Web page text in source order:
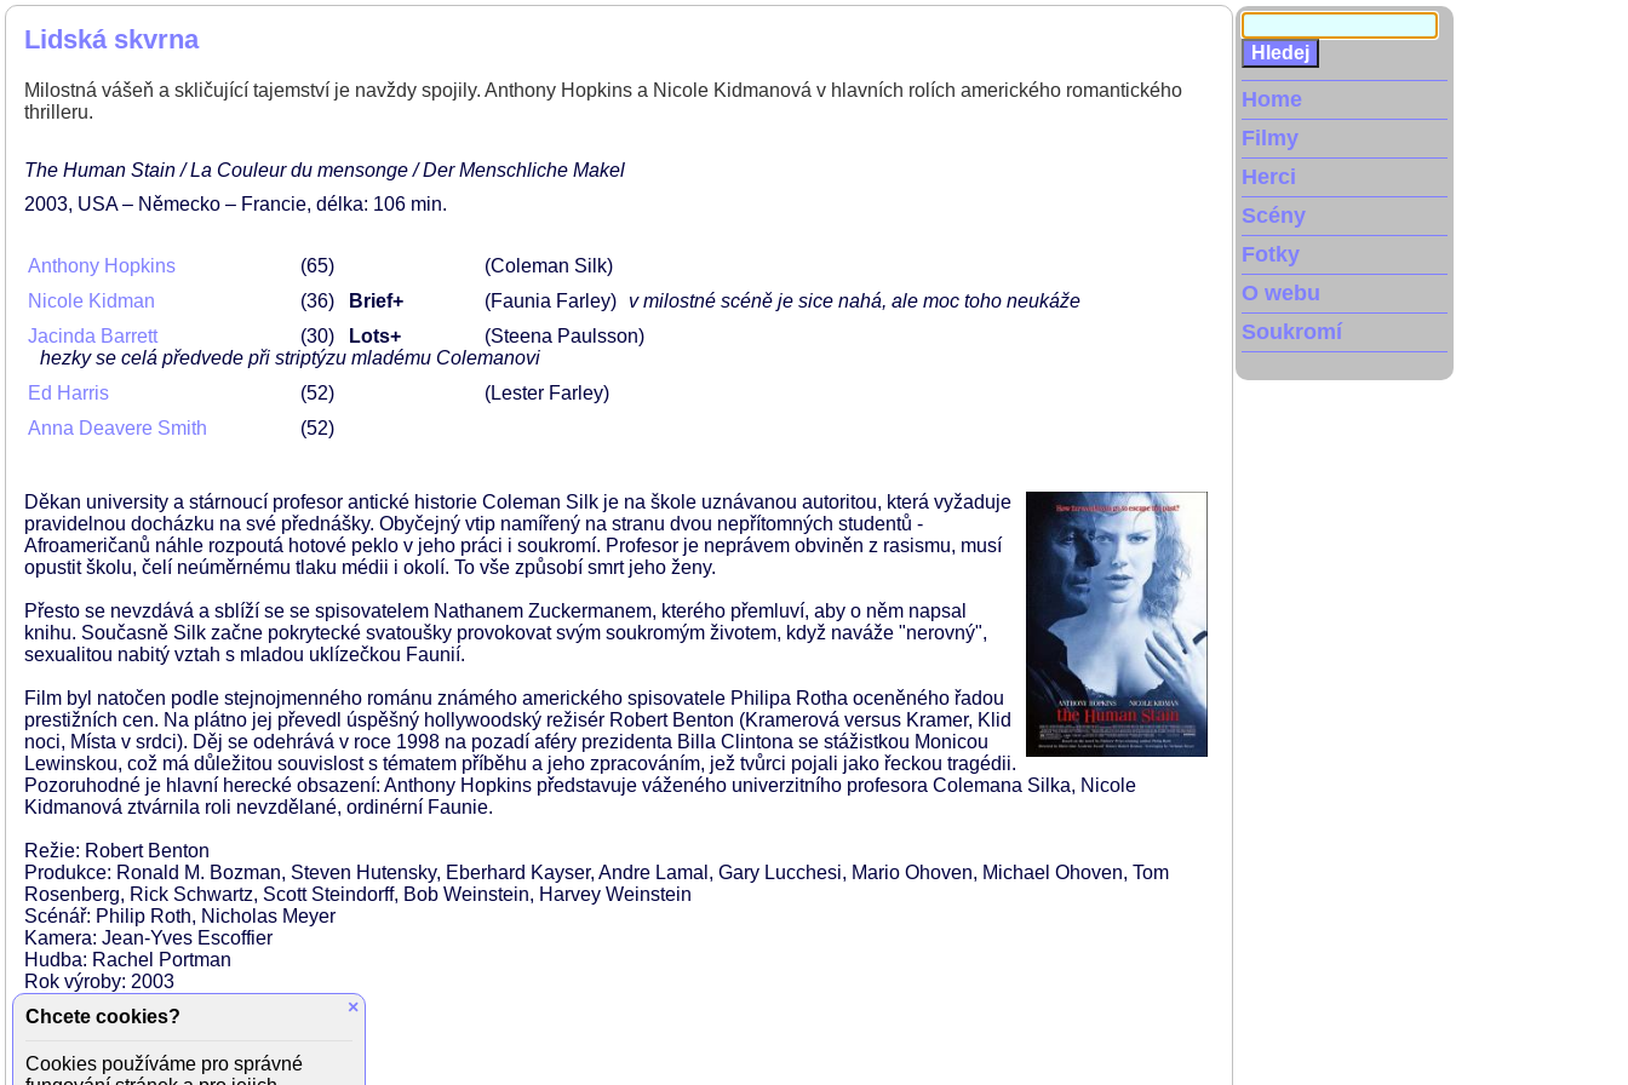
Lidská skvrna
Milostná vášeň a skličující tajemství je navždy spojily. Anthony Hopkins a Nicole Kidmanová v hlavních rolích amerického romantického
thrilleru.
The Human Stain / La Couleur du mensonge / Der Menschliche Makel
2003 USA – Německo – Francie délka: 106 min
Anthony Hopkins 65
(Coleman Silk)
Nicole Kidman
36 Brief+ (Faunia Farley)
v milostné scéně je sice nahá, ale moc toho neukáže
Jacinda Barrett
30 Lots+
(Steena Paulsson)
hezky se celá předvede při striptýzu mladému Colemanovi
Ed Harris
52
(Lester Farley)
Anna Deavere Smith
52
Děkan university a stárnoucí profesor antické historie Coleman Silk je na škole uznávanou autoritou, která vyžaduje
pravidelnou docházku na své přednášky. Obyčejný vtip namířený na stranu dvou nepřítomných studentů -
Afroameričanů náhle rozpoutá hotové peklo v jeho práci i soukromí. Profesor je neprávem obviněn z rasismu, musí
opustit školu, čelí neúměrnému tlaku médii i okolí. To vše způsobí smrt jeho ženy.
Přesto se nevzdává a sblíží se se spisovatelem Nathanem Zuckermanem, kterého přemluví, aby o něm napsal
knihu. Současně Silk začne pokrytecké svatoušky provokovat svým soukromým životem, když naváže "nerovný",
sexualitou nabitý vztah s mladou uklízečkou Faunií.
Film byl natočen podle stejnojmenného románu známého amerického spisovatele Philipa Rotha oceněného řadou
prestižních cen. Na plátno jej převedl úspěšný hollywoodský režisér Robert Benton (Kramerová versus Kramer, Klid
noci, Místa v srdci). Děj se odehrává v roce 1998 na pozadí aféry prezidenta Billa Clintona se stážistkou Monicou
Lewinskou, což má důležitou souvislost s tématem příběhu a jeho zpracováním, jež tvůrci pojali jako řeckou tragédii.
Pozoruhodné je hlavní herecké obsazení: Anthony Hopkins představuje váženého univerzitního profesora Colemana Silka, Nicole
Kidmanová ztvárnila roli nevzdělané, ordinérní Faunie.
Režie: Robert Benton
Produkce: Ronald M. Bozman, Steven Hutensky, Eberhard Kayser, Andre Lamal, Gary Lucchesi, Mario Ohoven, Michael Ohoven, Tom
Rosenberg, Rick Schwartz, Scott Steindorff, Bob Weinstein, Harvey Weinstein
Scénář: Philip Roth, Nicholas Meyer
Kamera: Jean-Yves Escoffier
Hudba: Rachel Portman
Rok výroby: 2003
Orig. jazyk: Anglický
Home
Filmy
Herci
Scény
Fotky
O webu
Soukromí
×
Chcete cookies?
Cookies používáme pro správné